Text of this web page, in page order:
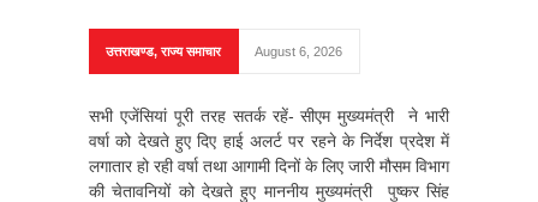
उत्तराखण्ड,राज्य समाचार August 6, 2026
सभी एजेंसियां पूरी तरह सतर्क रहें- सीएम मुख्यमंत्री ने भारी
वर्षा को देखते हुए दिए हाई अलर्ट पर रहने के निर्देश प्रदेश में
लगातार हो रही वर्षा तथा आगामी दिनों के लिए जारी मौसम विभाग
की चेतावनियों को देखते हुए माननीय मुख्यमंत्री पुष्कर सिंह